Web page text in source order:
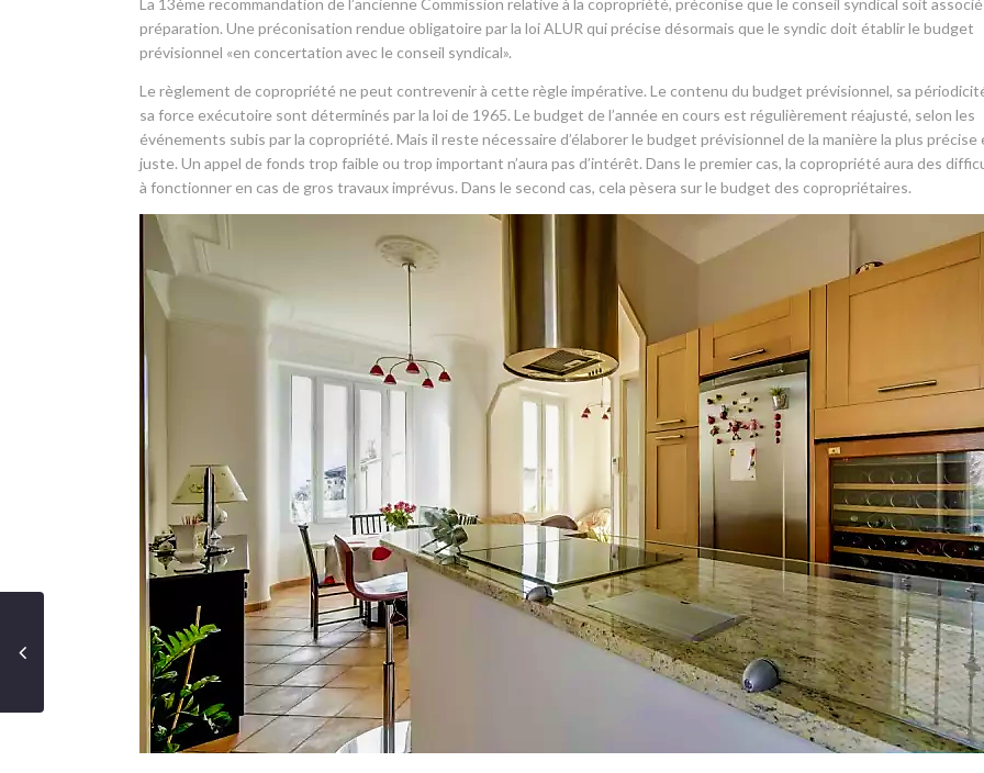
La 13ème recommandation de l’ancienne Commission relative à la copropriété, préconise que le conseil syndical soit associé
préparation. Une préconisation rendue obligatoire par la loi ALUR qui précise désormais que le syndic doit établir le budget
prévisionnel «en concertation avec le conseil syndical».
Le règlement de copropriété ne peut contrevenir à cette règle impérative. Le contenu du budget prévisionnel, sa
sa force exécutoire sont déterminés par la loi de 1965. Le budget de l’année en cours est régulièrement réajusté, selon les
événements subis par la copropriété. Mais il reste nécessaire d’élaborer le budget prévisionnel de la manière la plus précise
juste. Un appel de fonds trop faible ou trop important n’aura pas d’intérêt. Dans le premier cas, la copropriété aura des
à fonctionner en cas de gros travaux imprévus. Dans le second cas, cela pèsera sur le budget des copropriétaires.